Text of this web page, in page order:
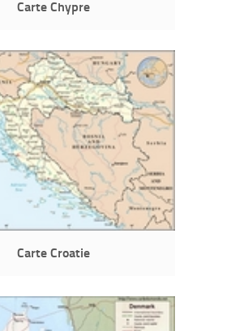
Carte Chypre
Carte Croatie